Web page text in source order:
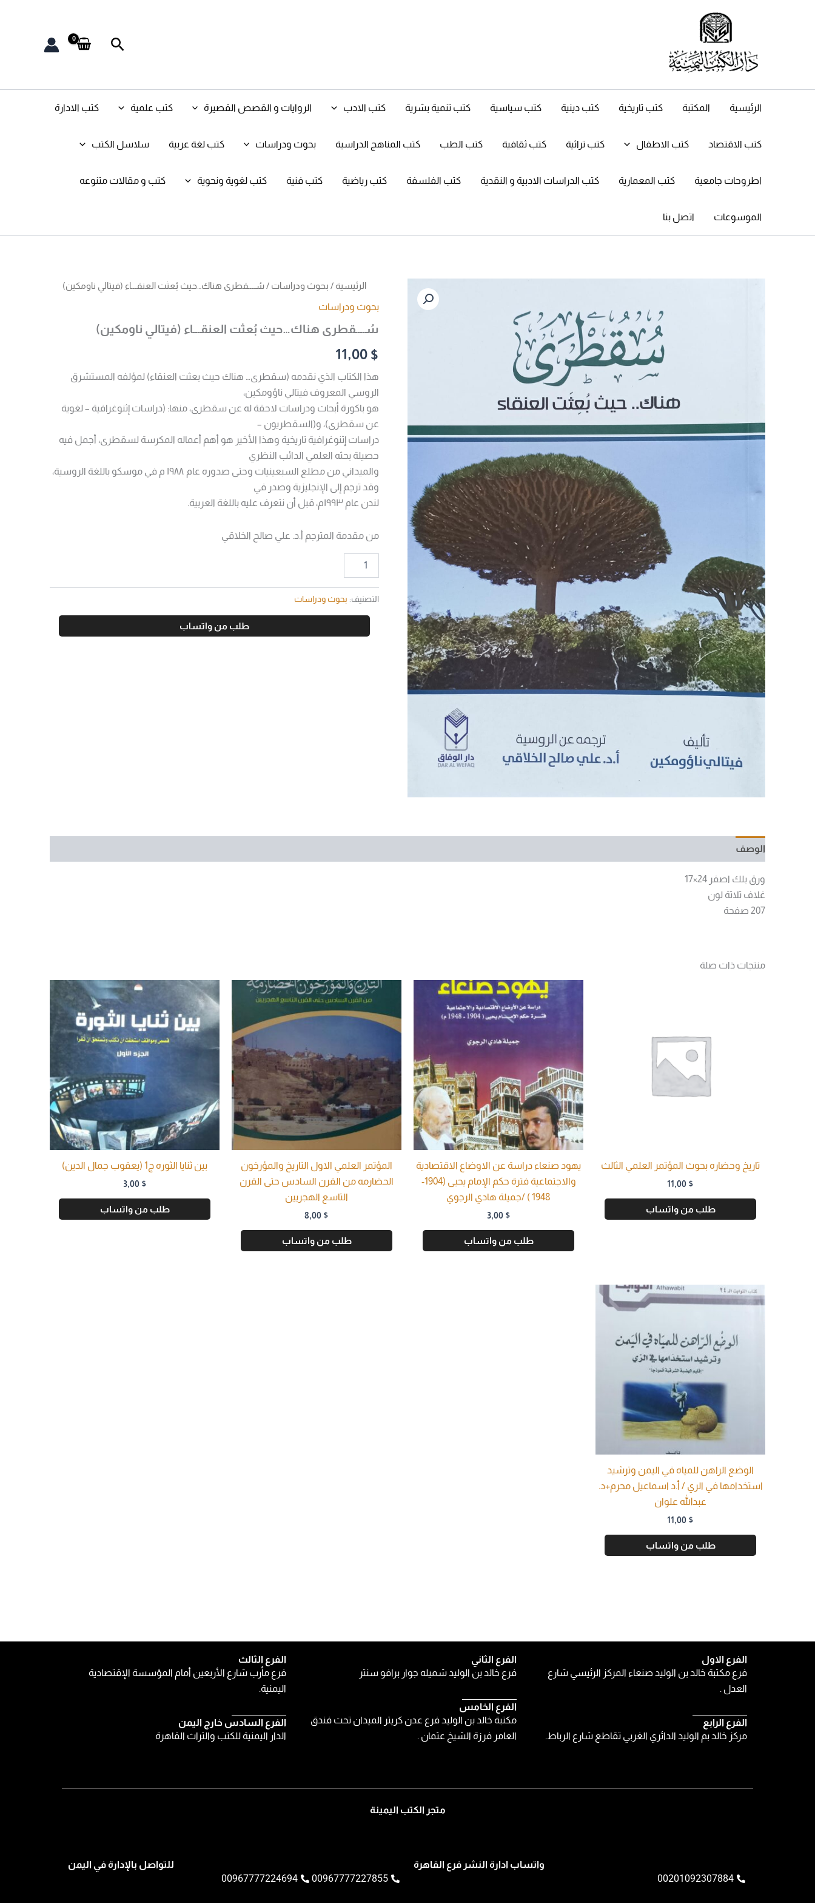
البحث
الرئيسية المكتبة كتب تاريخية كتب دينية كتب سياسية كتب تنمية بشرية كتب الادب الروايات و القصص القصيرة كتب علمية كتب الادارة
كتب الاقتصاد كتب الاطفال كتب تراثية كتب ثقافية كتب الطب كتب المناهج الدراسية بحوث ودراسات كتب لغة عربية سلاسل الكتب
اطروحات جامعية كتب المعمارية كتب الدراسات الادبية و النقدية كتب الفلسفة كتب رياضية كتب فنية كتب لغوية ونحوية كتب و مقالات متنوعه
الموسوعات اتصل بنا
الرئيسية / بحوث ودراسات / سُــــقطرى هناك…حيث بُعثت العنقـــاء (فيتالي ناومكين)
بحوث ودراسات
سُــــقطرى هناك…حيث بُعثت العنقـــاء (فيتالي ناومكين)
11,00 $
هذا الكتاب الذي نقدمه (سقطرى… هناك حيث بعثت العنقاء) لمؤلفه المستشرق
الروسي المعروف فيتالي ناؤومكين،
هو باكورة أبحاث ودراسات لاحقة له عن سقطرى، منها: (دراسات إثنوغرافية – لغوية
عن سقطرى)، و(السقطريون –
دراسات إثنوغرافية تاريخية وهذا الأخير هو أهم أعماله المكرسة لسقطرى، أجمل فيه
حصيلة بحثه العلمي الدائب النظري
والميداني من مطلع السبعينيات وحتى صدوره عام ۱۹۸۸ م في موسكو باللغة الروسية،
وقد ترجم إلى الإنجليزية وصدر في
لندن عام ۱۹۹۳م، قبل أن نتعرف عليه باللغة العربية.
من مقدمة المترجم أ.د. علي صالح الخلاقي
كمية
هناك...حيث
العنقـــاء
ناومكين)
التصنيف: بحوث ودراسات
طلب من واتساب
الوصف
ورق بلك اصفر 24×17
غلاف ثلاثة لون
207 صفحة
منتجات ذات صلة
تاريخ وحضاره بحوث المؤتمر العلمي الثالث
11,00 $
طلب من واتساب
يهود صنعاء دراسة عن الاوضاع الاقتصادية
والاجتماعية فترة حكم الإمام يحيى (1904-
1948 ) /جميلة هادي الرجوي
3,00 $
طلب من واتساب
المؤتمر العلمي الاول التاريخ والمؤرخون
الحضارمه من القرن السادس حتى القرن
التاسع الهجريين
8,00 $
طلب من واتساب
بين ثنايا الثوره ج1 (يعقوب جمال الدين)
3,00 $
طلب من واتساب
الوضع الراهن للمياه في اليمن وترشيد
استخدامها في الري / أ.د اسماعيل محرم+د.
عبدالله علوان
11,00 $
طلب من واتساب
الفرع الثالث
فرع مأرب شارع الأربعين أمام المؤسسة الإقتصادية
اليمنية.
الفرع السادس خارج اليمن
الدار اليمنية للكتب والتراث القاهرة
الفرع الثاني
فرع خالد بن الوليد شميله جوار برافو سنتر
الفرع الخامس
مكتبة خالد بن الوليد فرع عدن كريتر الميدان تحت فندق
العامر فرزة الشيخ عثمان .
الفرع الاول
فرع مكتبة خالد بن الوليد صنعاء المركز الرئيسي شارع
العدل .
الفرع الرابع
مركز خالد بم الوليد الدائري الغربي تقاطع شارع الرباط.
متجر الكتب اليمينة
واتساب ادارة النشر فرع القاهرة
00201092307884
للتواصل بالإدارة في اليمن
00967777227855
00967777224694